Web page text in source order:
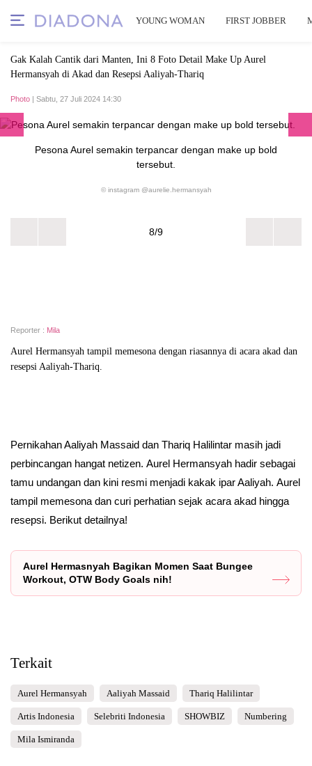
YOUNG WOMAN FIRST JOBBER
Gak Kalah Cantik dari Manten, Ini 8 Foto Detail Make Up Aurel
Hermansyah di Akad dan Resepsi Aaliyah-Thariq
Photo | Sabtu, 27 Juli 2024 14:30
Pesona Aurel semakin terpancar dengan make up bold
tersebut.
© instagram @aurelie.hermansyah
8/9
Reporter : Mila
Aurel Hermansyah tampil memesona dengan riasannya di acara akad dan
resepsi Aaliyah-Thariq.
Pernikahan Aaliyah Massaid dan Thariq Halilintar masih jadi
perbincangan hangat netizen. Aurel Hermansyah hadir sebagai
tamu undangan dan kini resmi menjadi kakak ipar Aaliyah. Aurel
tampil memesona dan curi perhatian sejak acara akad hingga
resepsi. Berikut detailnya!
Aurel Hermasnyah Bagikan Momen Saat Bungee
Workout, OTW Body Goals nih!
Terkait
Aurel Hermansyah Aaliyah Massaid Thariq Halilintar
Artis Indonesia Selebriti Indonesia SHOWBIZ Numbering
Mila Ismiranda